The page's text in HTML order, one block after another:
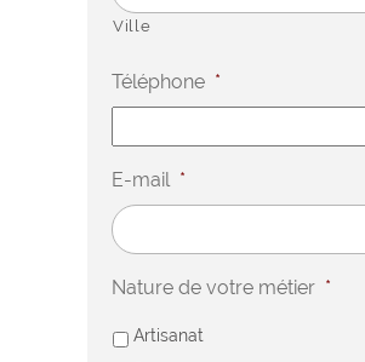
Ville
Téléphone *
E-mail *
Nature de votre métier *
Artisanat